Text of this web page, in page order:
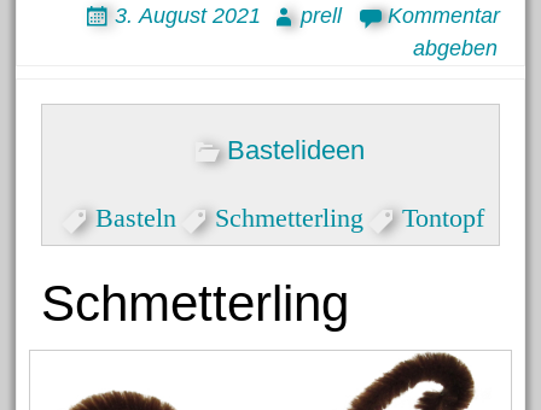
3. August 2021 prell
Kommentar
abgeben
Bastelideen
Basteln Schmetterling Tontopf
Schmetterling